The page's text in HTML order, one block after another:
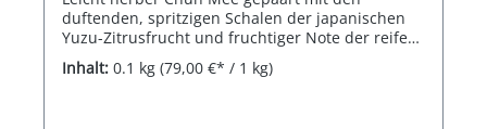
duftenden, spritzigen Schalen der japanischen
Yuzu-Zitrusfrucht und fruchtiger Note der reifen
Melone verleiht der Komposition eine besondere
Leichtigkeit.
Inhalt: 0.1 kg (79,00 €* / 1 kg)